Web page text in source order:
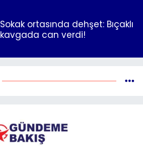
Sokak ortasında dehşet: Bıçaklı
kavgada can verdi!